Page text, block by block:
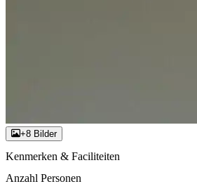
+8 Bilder
Kenmerken & Faciliteiten
Anzahl Personen